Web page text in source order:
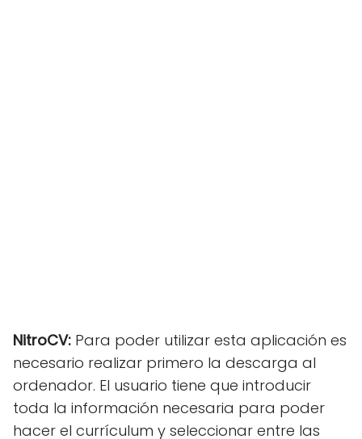
NitroCV: Para poder utilizar esta aplicación es
necesario realizar primero la descarga al
ordenador. El usuario tiene que introducir
toda la información necesaria para poder
hacer el currículum y seleccionar entre las